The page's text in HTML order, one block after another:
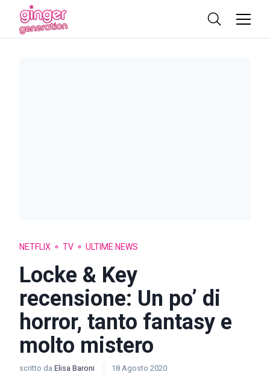
NETFLIX TV ULTIME NEWS
Locke & Key
recensione: Un po’ di
horror, tanto fantasy e
molto mistero
scritto da Elisa Baroni 18 Agosto 2020